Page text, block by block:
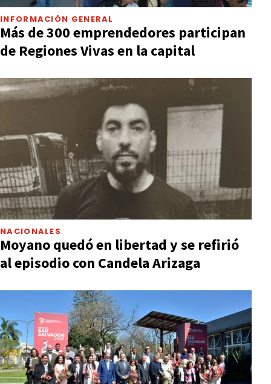
INFORMACIÓN GENERAL
Más de 300 emprendedores participan
de Regiones Vivas en la capital
NACIONALES
Moyano quedó en libertad y se refirió
al episodio con Candela Arizaga